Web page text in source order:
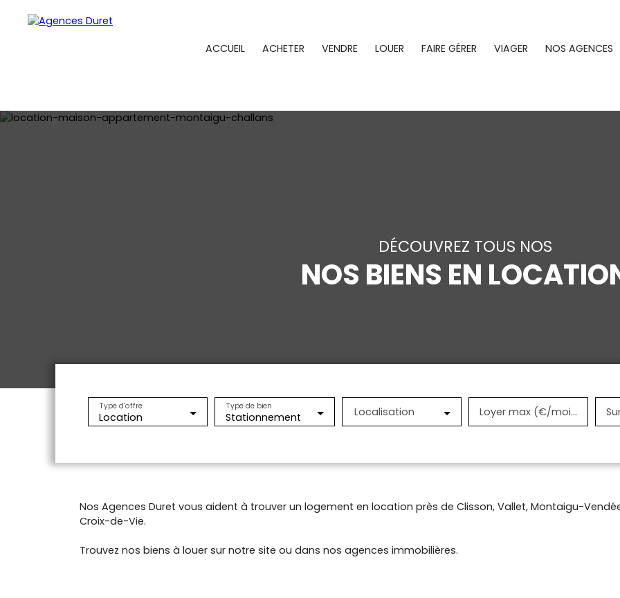
ACCUEIL ACHETER VENDRE LOUER FAIRE GÉRER VIAGER NOS AGENCES
DÉCOUVREZ TOUS NOS
NOS BIENS EN
Location
Type d'offre
Stationnement
Type de bien Localisation Loyer max (€/mois)
Nos Agences Duret vous aident à trouver un logement en location près de Clisson, Vallet, Montaigu-
Croix-de-Vie.
Trouvez nos biens à louer sur notre site ou dans nos agences immobilières.